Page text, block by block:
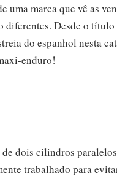
marca que vê as
diferentes. Desde o
do espanhol nesta
enduro!
dois cilindros
trabalhado para